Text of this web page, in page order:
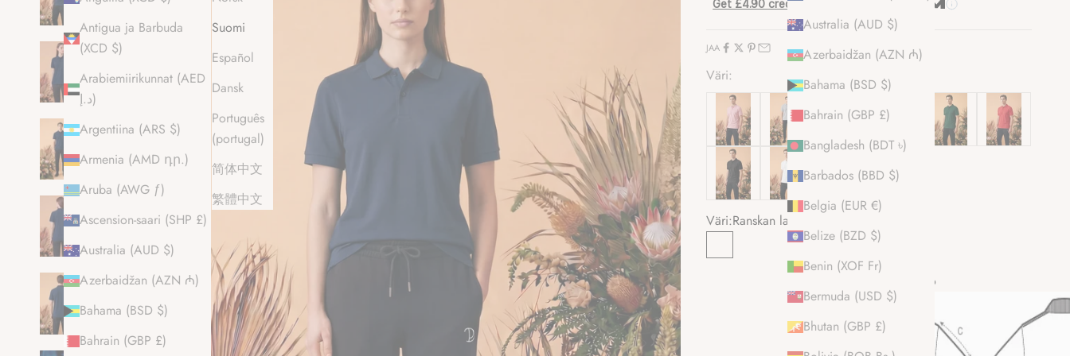
Australia (AUD $)
Azerbaidžan (AZN ₼)
Bahama (BSD $)
Bahrain (GBP £)
Bangladesh (BDT ৳)
Barbados (BBD $)
Belgia (EUR €)
Belize (BZD $)
Benin (XOF Fr)
Bermuda (USD $)
Bhutan (GBP £)
Antigua ja Barbuda
(XCD $)
Arabiemiirikunnat (AED
د.إ)
Argentiina (ARS $)
Armenia (AMD դր.)
Aruba (AWG ƒ)
Ascension-saari (SHP £)
Australia (AUD $)
Azerbaidžan (AZN ₼)
Bahama (BSD $)
Bahrain (GBP £)
Suomi
Español
Dansk
Português
(portugal)
简体中文
繁體中文
Get £4.90 credit back by paying with
JAA
Väri:
Väri:Ranskan laivasto
Ranskan laivasto
Polo paita kokotaulukko